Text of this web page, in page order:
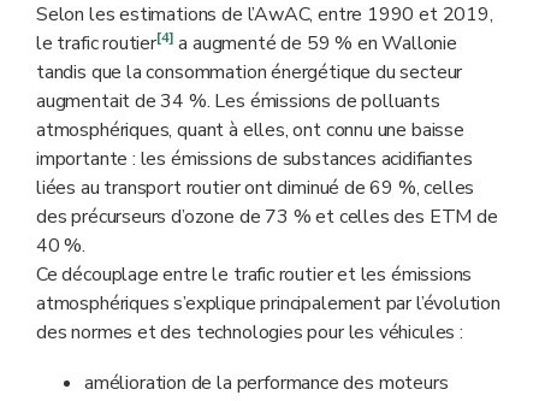
Selon les estimations de l’AwAC, entre 1990 et 2019,
le trafic routier[4] a augmenté de 59 % en Wallonie
tandis que la consommation énergétique du secteur
augmentait de 34 %. Les émissions de polluants
atmosphériques, quant à elles, ont connu une baisse
importante : les émissions de substances acidifiantes
liées au transport routier ont diminué de 69 %, celles
des précurseurs d’ozone de 73 % et celles des ETM de
40 %.
Ce découplage entre le trafic routier et les émissions
atmosphériques s’explique principalement par l’évolution
des normes et des technologies pour les véhicules :
amélioration de la performance des moteurs